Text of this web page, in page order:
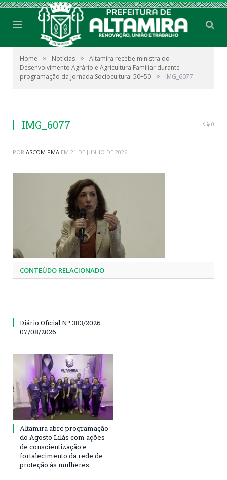
Home » Notícias »
Altamira recebe ministra do
Desenvolvimento Agrário e Agricultura Familiar durante
programação da Jornada Sociocultural 50+50 » IMG_6077
IMG_6077 0
POR ASCOM PMA EM 21 DE JUNHO DE 2026
CONTEÚDO RELACIONADO
Diário Oficial Nº 383/2026 –
07/08/2026
Altamira abre programação
do Agosto Lilás com ações
de conscientização e
fortalecimento da rede de
proteção às mulheres